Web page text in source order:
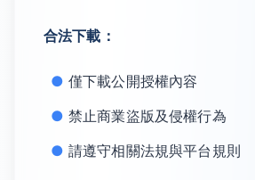
合法下載：
僅下載公開授權內容
禁止商業盜版及侵權行為
請遵守相關法規與平台規則